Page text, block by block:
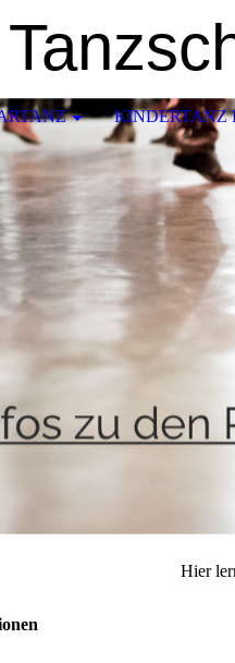
KINDERTANZ
Hier